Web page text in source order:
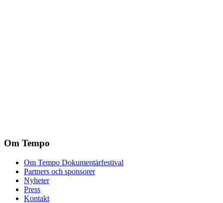
Om Tempo
Om Tempo Dokumentärfestival
Partners och sponsorer
Nyheter
Press
Kontakt